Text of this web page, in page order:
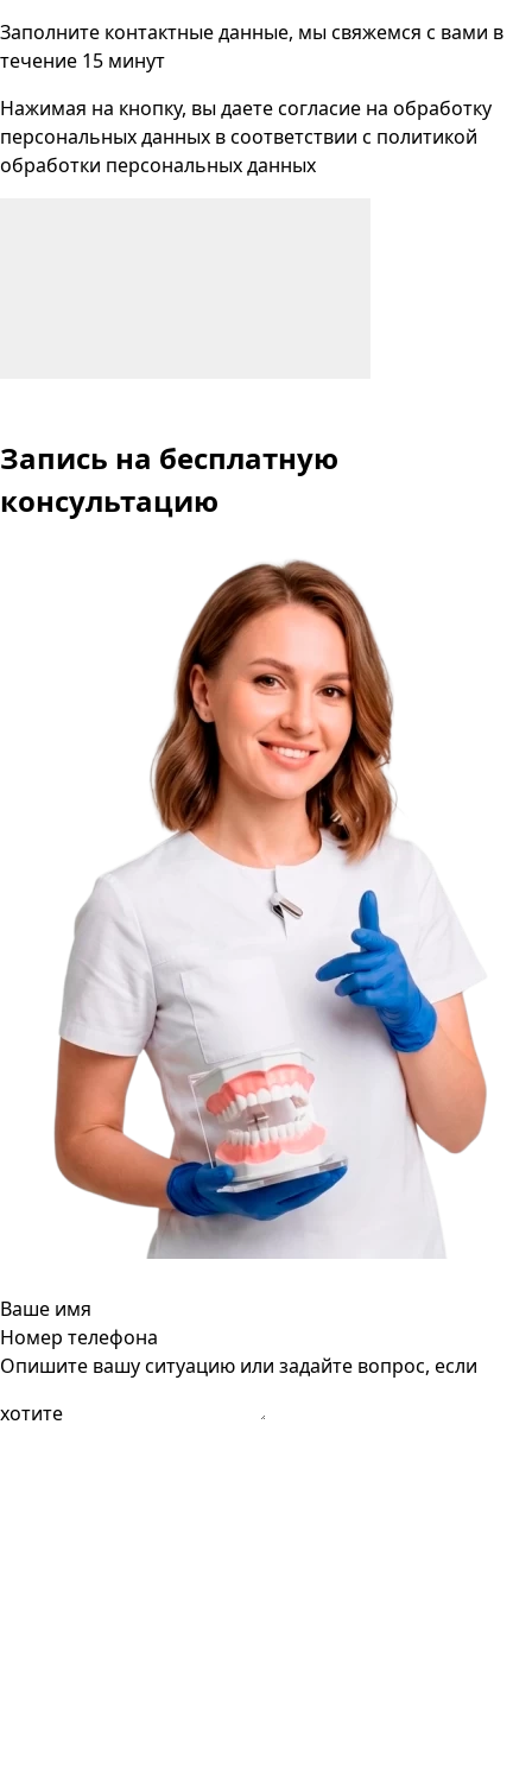
Заполните контактные данные, мы свяжемся с вами в
течение 15 минут
Нажимая на кнопку, вы даете согласие на обработку
персональных данных в соответствии с политикой
обработки персональных данных
Запись на бесплатную
консультацию
Ваше имя
Номер телефона
Опишите вашу ситуацию или задайте вопрос, если
хотите